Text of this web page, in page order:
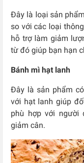
Đây là loại sản
so với các loại
hỗ trợ làm giảm
từ đó giúp bạn hạn
Bánh mì hạt lanh
Đây là sản phẩm
với hạt lanh giúp
phù hợp với người
giảm cân.